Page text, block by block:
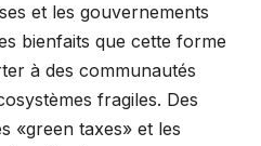
et les gouvernements
bienfaits que cette forme
à des communautés
fragiles. Des
«green taxes» et les